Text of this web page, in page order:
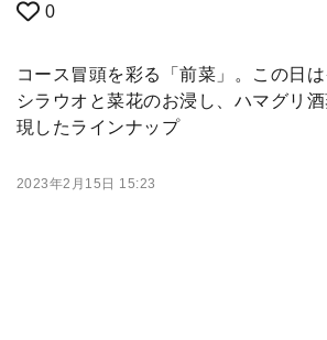
0
コース冒頭を彩る「前菜」。この日は
シラウオと菜花のお浸し、ハマグリ
現したラインナップ
2023年2月15日 15:23